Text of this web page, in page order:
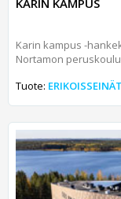
KARIN KAMPUS
Karin kampus -
Nortamon
Tuote: ERIKOISSEINÄT